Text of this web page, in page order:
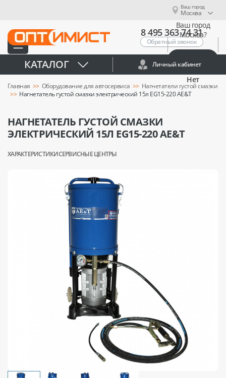
Ваш город
Москва
Ваш город
Москва?
Нет
8 495 363 74 31
Обратный звонок
КАТАЛОГ Личный кабинет
Главная Оборудование для автосервиса
Нагнетатели густой смазки
Нагнетатель густой смазки электрический 15л EG15-220 AE&T
НАГНЕТАТЕЛЬ ГУСТОЙ СМАЗКИ
ЭЛЕКТРИЧЕСКИЙ 15Л EG15-220 AE&T
ХАРАКТЕРИСТИКИСЕРВИСНЫЕ ЦЕНТРЫ